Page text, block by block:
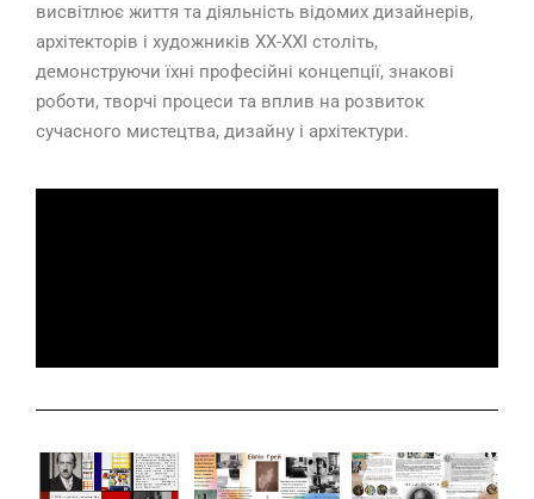
висвітлює життя та діяльність відомих дизайнерів,
архітекторів і художників XX-XXI століть,
демонструючи їхні професійні концепції, знакові
роботи, творчі процеси та вплив на розвиток
сучасного мистецтва, дизайну і архітектури.